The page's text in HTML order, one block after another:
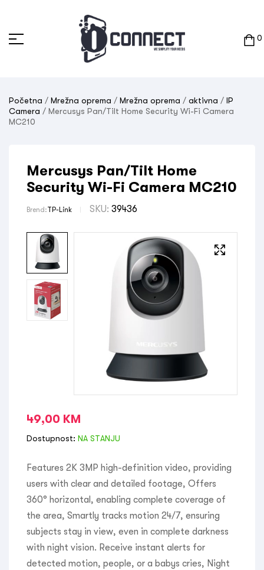
0
Početna / Mrežna oprema / Mrežna oprema / aktivna / IP
Camera / Mercusys Pan/Tilt Home Security Wi-Fi Camera
MC210
Mercusys Pan/Tilt Home
Security Wi-Fi Camera MC210
Brend:TP-Link SKU: 39436
49,00 KM
Dostupnost: NA STANJU
Features 2K 3MP high-definition video, providing
users with clear and detailed footage, Offers
360° horizontal, enabling complete coverage of
the area, Smartly tracks motion 24/7, ensuring
subjects stay in view, even in complete darkness
with night vision. Receive instant alerts for
detected motion, people, or a babys cries, Night